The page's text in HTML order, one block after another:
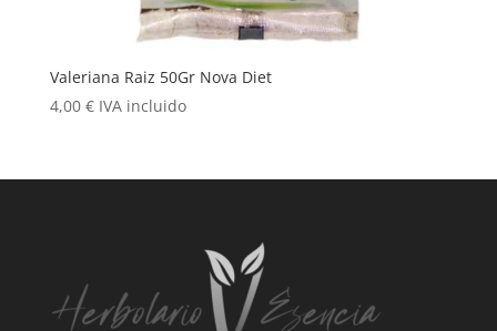
Valeriana Raiz 50Gr Nova Diet
4,00 € IVA incluido